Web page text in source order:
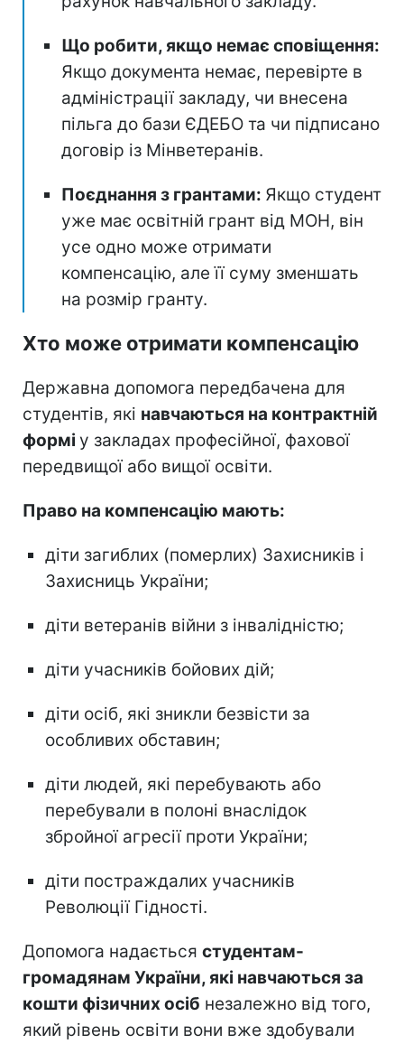
Що робити, якщо немає сповіщення:
Якщо документа немає, перевірте в
адміністрації закладу, чи внесена
пільга до бази ЄДЕБО та чи підписано
договір із Мінветеранів.
Поєднання з грантами: Якщо студент
уже має освітній грант від МОН, він
усе одно може отримати
компенсацію, але її суму зменшать
на розмір гранту.
Хто може отримати компенсацію
Державна допомога передбачена для
студентів, які навчаються на контрактній
формі у закладах професійної, фахової
передвищої або вищої освіти.
Право на компенсацію мають:
діти загиблих (померлих) Захисників і
Захисниць України;
діти ветеранів війни з інвалідністю;
діти учасників бойових дій;
діти осіб, які зникли безвісти за
особливих обставин;
діти людей, які перебувають або
перебували в полоні внаслідок
збройної агресії проти України;
діти постраждалих учасників
Революції Гідності.
Допомога надається студентам-
громадянам України, які навчаються за
кошти фізичних осіб незалежно від того,
який рівень освіти вони вже здобували